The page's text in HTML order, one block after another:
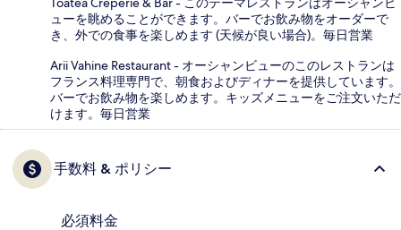
ューを眺めることができます。バーでお飲み物をオーダーで
き、外での食事を楽しめます (天候が良い場合)。毎日営業
Arii Vahine Restaurant - オーシャンビューのこのレストランは
フランス料理専門で、朝食およびディナーを提供しています。
バーでお飲み物を楽しめます。キッズメニューをご注文いただ
けます。毎日営業
手数料 & ポリシー
必須料金